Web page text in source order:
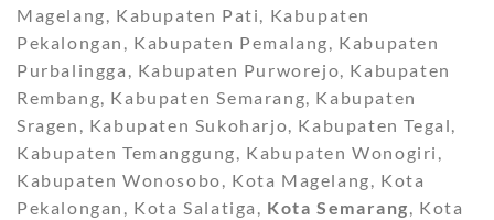
Magelang, Kabupaten Pati, Kabupaten
Pekalongan, Kabupaten Pemalang, Kabupaten
Purbalingga, Kabupaten Purworejo, Kabupaten
Rembang, Kabupaten Semarang, Kabupaten
Sragen, Kabupaten Sukoharjo, Kabupaten Tegal,
Kabupaten Temanggung, Kabupaten Wonogiri,
Kabupaten Wonosobo, Kota Magelang, Kota
Pekalongan, Kota Salatiga, Kota Semarang, Kota